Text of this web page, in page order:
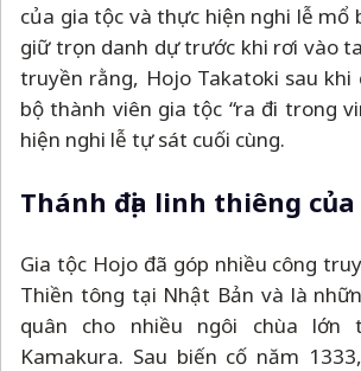
của gia tộc và thực hiện nghi lễ mổ
giữ trọn danh dự trước khi rơi vào
truyền rằng, Hojo Takatoki sau khi
bộ thành viên gia tộc “ra đi trong
hiện nghi lễ tự sát cuối cùng.
Thánh địa linh thiêng
Gia tộc Hojo đã góp nhiều công
Thiền tông tại Nhật Bản và là
quân cho nhiều ngôi chùa lớn
Kamakura. Sau biến cố năm